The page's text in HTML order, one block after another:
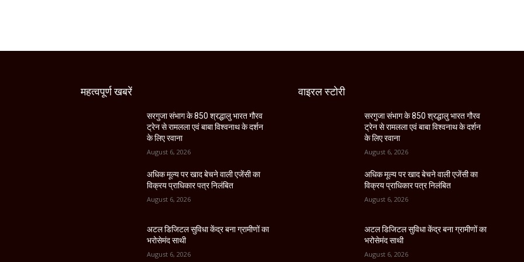
महत्वपूर्ण खबरें
सरगुजा संभाग के 850 श्रद्धालु भारत गौरव
ट्रेन से रामलला एवं बाबा विश्वनाथ के दर्शन
के लिए रवाना
August 6, 2026
अधिक मूल्य पर खाद बेचने वाली एजेंसी का
विक्रय प्राधिकार पत्र निलंबित
August 6, 2026
अटल डिजिटल सुविधा केंद्र बना ग्रामीणों का
भरोसेमंद साथी
August 6, 2026
वाइरल स्टोरी
सरगुजा संभाग के 850 श्रद्धालु भारत गौरव
ट्रेन से रामलला एवं बाबा विश्वनाथ के दर्शन
के लिए रवाना
August 6, 2026
अधिक मूल्य पर खाद बेचने वाली एजेंसी का
विक्रय प्राधिकार पत्र निलंबित
August 6, 2026
अटल डिजिटल सुविधा केंद्र बना ग्रामीणों का
भरोसेमंद साथी
August 6, 2026